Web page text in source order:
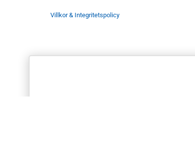
Villkor & Integritetspolicy